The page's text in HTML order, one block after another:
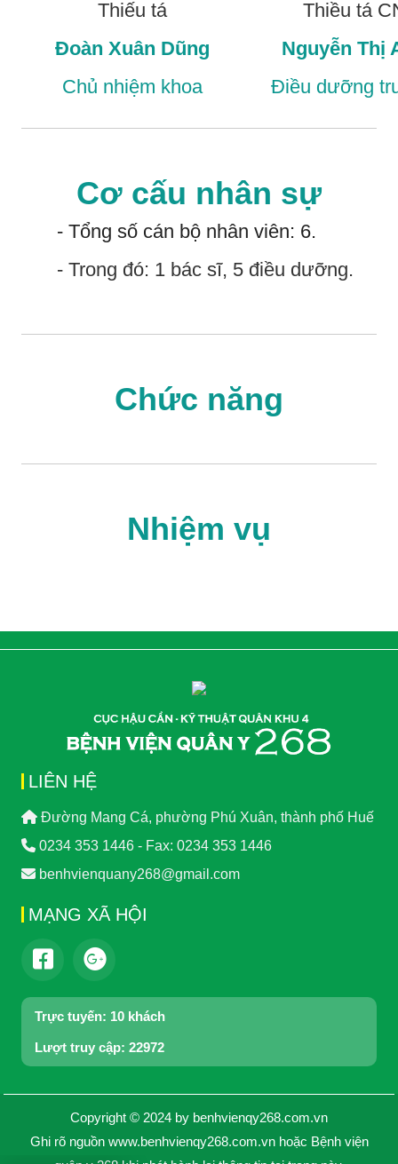
Thiếu tá
Đoàn Xuân Dũng
Chủ nhiệm khoa
Thiều tá
Nguyễn Thị
Điều dưỡng
Cơ cấu nhân sự
- Tổng số cán bộ nhân viên: 6.
- Trong đó: 1 bác sĩ, 5 điều dưỡng.
Chức năng
Nhiệm vụ
LIÊN HỆ
Đường Mang Cá, phường Phú Xuân, thành phố Huế
0234 353 1446 - Fax: 0234 353 1446
benhvienquany268@gmail.com
MẠNG XÃ HỘI
Trực tuyến: 10 khách
Lượt truy cập: 22972
Copyright © 2024 by benhvienqy268.com.vn
Ghi rõ nguồn www.benhvienqy268.com.vn hoặc Bệnh viện